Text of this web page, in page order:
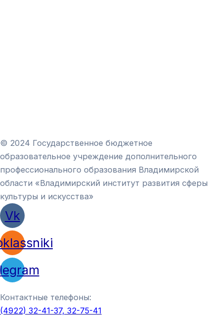
© 2024 Государственное бюджетное
образовательное учреждение дополнительного
профессионального образования Владимирской
области «Владимирский институт развития сферы
культуры и искусства»
Vk
Контактные телефоны:
(4922) 32-41-37, 32-75-41